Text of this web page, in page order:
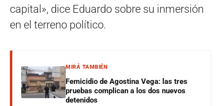
capital», dice Eduardo sobre su inmersión
en el terreno político.
MIRÁ TAMBIÉN
Femicidio de Agostina Vega: las tres
pruebas complican a los dos nuevos
detenidos